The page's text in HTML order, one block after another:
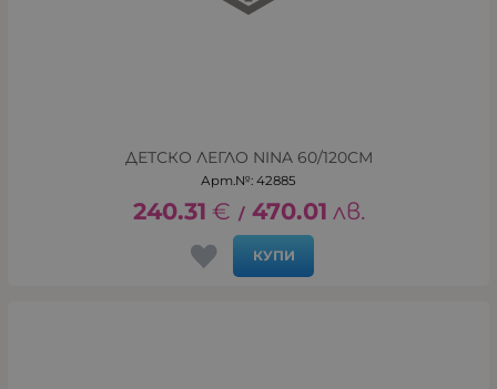
ДЕТСКО ЛЕГЛО NINA 60/120СМ
Арт.№: 42885
240.31 € / 470.01 лв.
КУПИ